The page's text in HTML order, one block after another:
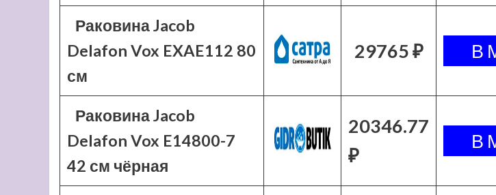
Раковина Jacob
Delafon Vox EXAE112 80
см
29765 ₽
Раковина Jacob
Delafon Vox E14800-7
42 см чёрная
20346.77
₽